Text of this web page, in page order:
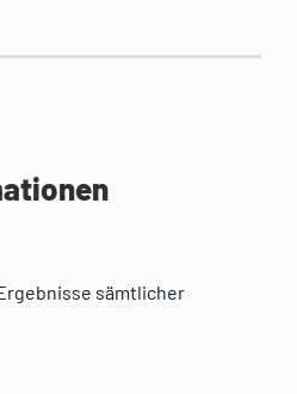
sämtlicher